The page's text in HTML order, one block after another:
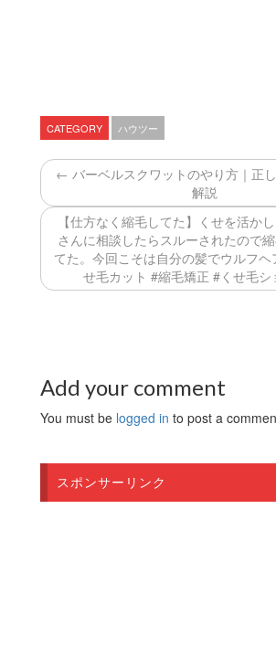
CATEGORY ハウツー
← バーベルスクワットのやり方｜正
解説
【仕方なく縮毛してた】くせを活か
さんに相談したらスルーされたので
てた。今回こそは自分の髪でウルフヘ
せ毛カット #縮毛矯正 #くせ毛
Add your comment
You must be logged in to post a
スポンサーリンク